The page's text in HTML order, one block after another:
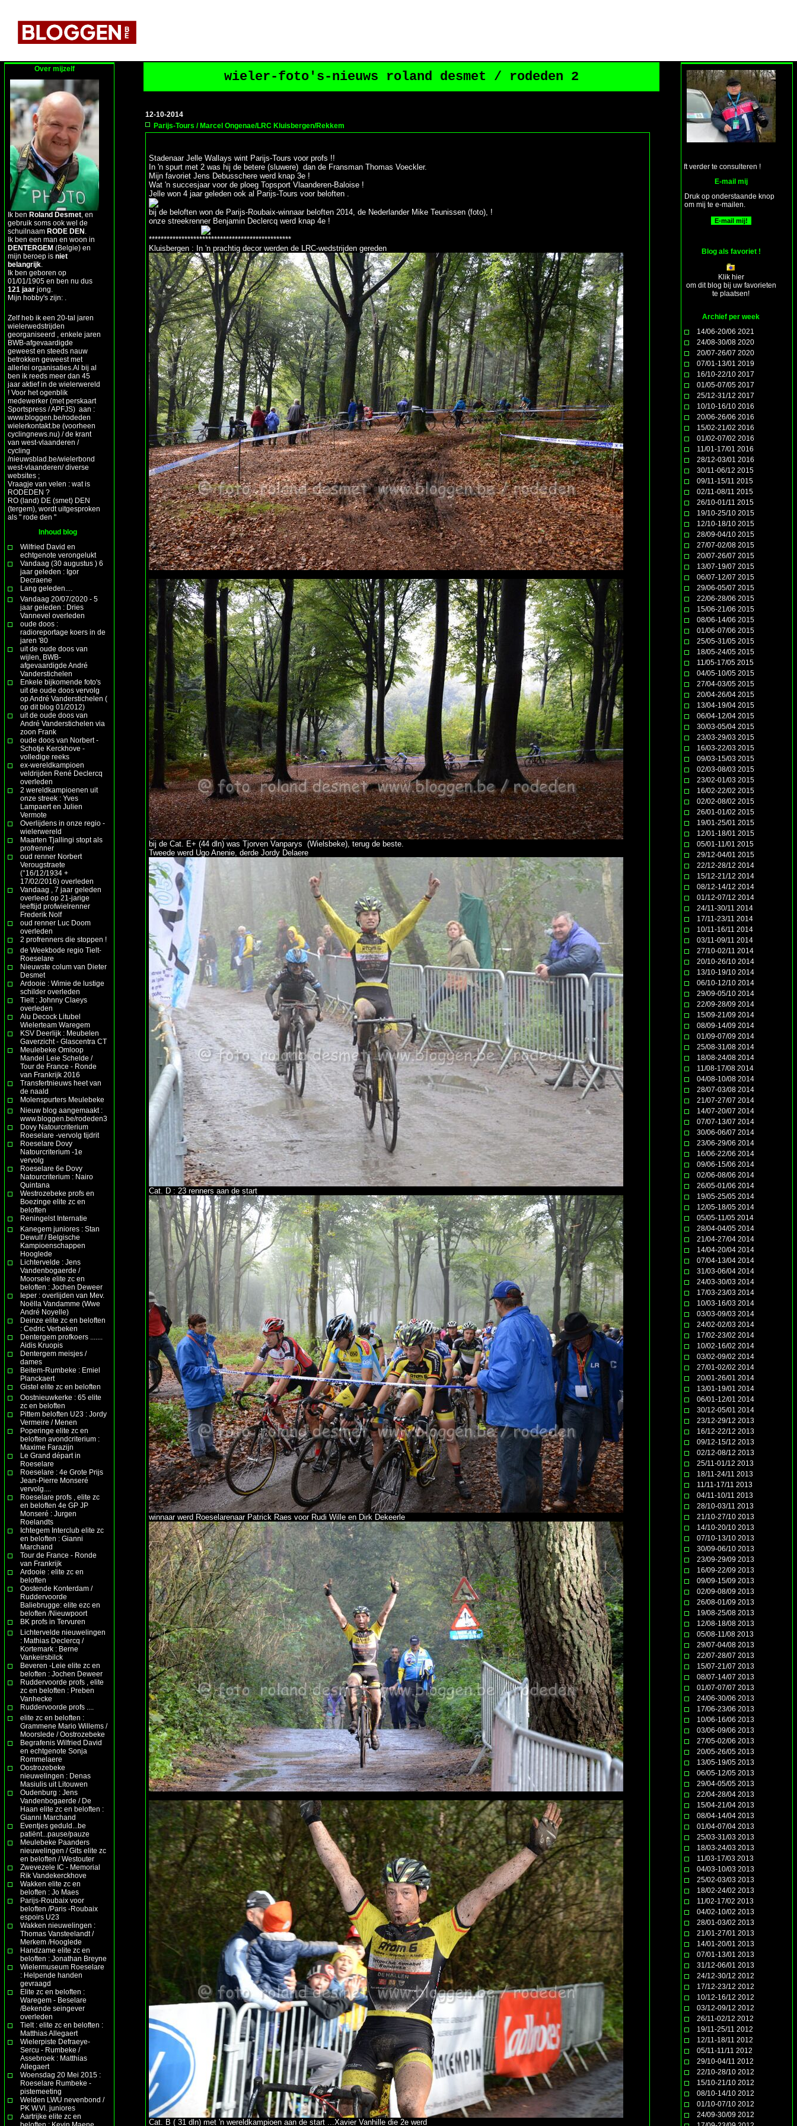
Over mijzelf
Ik ben Roland Desmet , en
gebruik soms ook wel de
schuilnaam RODE DEN
Ik ben een man en woon in
DENTERGEM (Belgie) en
mijn beroep is niet
belangrijk
Ik ben geboren op
01/01/1905 en ben nu dus
121 jaar jong.
Mijn hobby's zijn: .
Zelf heb ik een 20-tal jaren
wielerwedstrijden
georganiseerd , enkele jaren
BWB-afgevaardigde
geweest en steeds nauw
betrokken geweest met
allerlei organisaties.Al bij al
ben ik reeds meer dan 45
jaar aktief in de wielerwereld
! Voor het ogenblik
medewerker (met perskaart
Sportspress / APFJS) aan :
www.bloggen.be/rodeden
wielerkontakt.be (voorheen
cyclingnews.nu) / de krant
van west-vlaanderen /
cycling
/nieuwsblad.be/wielerbond
west-vlaanderen/ diverse
websites ;
Vraagje van velen : wat is
RODEDEN ?
RO (land) DE (smet) DEN
(tergem), wordt uitgesproken
als " rode den "
Inhoud blog
Wilfried David en
echtgenote verongelukt
Vandaag (30 augustus ) 6
jaar geleden : Igor
Decraene
Lang geleden....
Vandaag 20/07/2020 - 5
jaar geleden : Dries
Vannevel overleden
oude doos :
radioreportage koers in de
jaren '80
uit de oude doos van
wijlen, BWB-
afgevaardigde André
Vanderstichelen
Enkele bijkomende foto's
uit de oude doos vervolg
op André Vanderstichelen (
op dit blog 01/2012)
uit de oude doos van
André Vanderstichelen via
zoon Frank
oude doos van Norbert -
Schotje Kerckhove -
volledige reeks
ex-wereldkampioen
veldrijden René Declercq
overleden
2 wereldkampioenen uit
onze streek : Yves
Lampaert en Julien
Vermote
Overlijdens in onze regio -
wielerwereld
Maarten Tjallingi stopt als
profrenner
oud renner Norbert
Verougstraete
(°16/12/1934 +
17/02/2016) overleden
Vandaag , 7 jaar geleden
overleed op 21-jarige
leeftijd profwielrenner
Frederik Nolf
oud renner Luc Doom
overleden
2 profrenners die stoppen !
de Weekbode regio Tielt-
Roeselare
Nieuwste colum van Dieter
Desmet
Ardooie : Wimie de lustige
schilder overleden
Tielt : Johnny Claeys
overleden
Alu Decock Litubel
Wielerteam Waregem
KSV Deerlijk : Meubelen
Gaverzicht - Glascentra CT
Meulebeke Omloop
Mandel Leie Schelde /
Tour de France - Ronde
van Frankrijk 2016
Transfertnieuws heet van
de naald
Molenspurters Meulebeke
Nieuw blog aangemaakt :
www.bloggen.be/rodeden3
Dovy Natourcriterium
Roeselare -vervolg tijdrit
Roeselare Dovy
Natourcriterium -1e
vervolg
Roeselare 6e Dovy
Natourcriterium : Nairo
Quintana
Westrozebeke profs en
Boezinge elite zc en
beloften
Reningelst Internatie
Kanegem juniores : Stan
Dewulf / Belgische
Kampioenschappen
Hooglede
Lichtervelde : Jens
Vandenbogaerde /
Moorsele elite zc en
beloften : Jochen Deweer
Ieper : overlijden van Mev.
Noëlla Vandamme (Wwe
André Noyelle)
Deinze elite zc en beloften
: Cedric Verbeken
Dentergem profkoers .......
Aidis Kruopis
Dentergem meisjes /
dames
Beitem-Rumbeke : Emiel
Planckaert
Gistel elite zc en beloften
Oostnieuwkerke : 65 elite
zc en beloften
Pittem beloften U23 : Jordy
Vermeire / Menen
Poperinge elite zc en
beloften avondcriterium :
Maxime Farazijn
Le Grand départ in
Roeselare
Roeselare : 4e Grote Prijs
Jean-Pierre Monseré
vervolg....
Roeselare profs , elite zc
en beloften 4e GP JP
Monseré : Jurgen
Roelandts
Ichtegem Interclub elite zc
en beloften : Gianni
Marchand
Tour de France - Ronde
van Frankrijk
Ardooie : elite zc en
beloften
Oostende Konterdam /
Ruddervoorde
Baliebrugge: elite ezc en
beloften /Nieuwpoort
BK profs in Tervuren
Lichtervelde nieuwelingen
: Mathias Declercq /
Kortemark : Berne
Vankeirsbilck
Beveren -Leie elite zc en
beloften : Jochen Deweer
Ruddervoorde profs , elite
zc en beloften : Preben
Vanhecke
Ruddervoorde profs ....
elite zc en beloften :
Grammene Mario Willems /
Moorslede / Oostrozebeke
Begrafenis Wilfried David
en echtgenote Sonja
Rommelaere
Oostrozebeke
nieuwelingen : Denas
Masiulis uit Litouwen
Oudenburg : Jens
Vandenbogaerde / De
Haan elite zc en beloften :
Gianni Marchand
Eventjes geduld...be
patiënt...pause/pauze
Meulebeke Paanders
nieuwelingen / Gits elite zc
en beloften / Westouter
Zwevezele IC - Memorial
Rik Vandekerckhove
Wakken elite zc en
beloften : Jo Maes
Parijs-Roubaix voor
beloften /Paris -Roubaix
espoirs U23
Wakken nieuwelingen :
Thomas Vansteelandt /
Merkem /Hooglede
Handzame elite zc en
beloften : Jonathan Breyne
Wielermuseum Roeselare
: Helpende handen
gevraagd
Elite zc en beloften :
Waregem - Beselare
/Bekende seingever
overleden
Tielt : elite zc en beloften :
Matthias Allegaert
Wielerpiste Defraeye-
Sercu - Rumbeke /
Assebroek : Matthias
Allegaert
Woensdag 20 Mei 2015 :
Roeselare Rumbeke -
pistemeeting
Welden LWU nevenbond /
PK W.Vl. juniores
Aartrijke elite zc en
wieler-foto's-nieuws roland desmet / rodeden 2
12-10-2014
Parijs-Tours / Marcel Ongenae/LRC Kluisbergen/Rekkem
Stadenaar Jelle Wallays wint Parijs-Tours voor profs !!
In 'n spurt met 2 was hij de betere (sluwere) dan de Fransman Thomas Voeckler.
Mijn favoriet Jens Debusschere werd knap 3e !
Wat 'n succesjaar voor de ploeg Topsport Vlaanderen-Baloise !
Jelle won 4 jaar geleden ook al Parijs-Tours voor beloften .
bij de beloften won de Parijs-Roubaix-winnaar beloften 2014, de Nederlander Mike Teunissen (foto), !
onze streekrenner Benjamin Declercq werd knap 4e !
************************************************
Kluisbergen : In 'n prachtig decor werden de LRC-wedstrijden gereden
bij de Cat. E+ (44 dln) was Tjorven Vanparys (Wielsbeke), terug de beste.
Tweede werd Ugo Anenie, derde Jordy Delaere
Cat. D : 23 renners aan de start
winnaar werd Roeselarenaar Patrick Raes voor Rudi Wille en Dirk Dekeerle
Cat. B ( 31 dln) met 'n wereldkampioen aan de start ...Xavier Vanhille die 2e werd
Welkom op mijn blog 2 ! Blog www.bloggen/rodeden blijft verder te consulteren !
E-mail mij
Druk op onderstaande knop
om mij te e-mailen.
Blog als favoriet !
Klik hier
om dit blog bij uw favorieten
te plaatsen!
Archief per week
14/06-20/06 2021
24/08-30/08 2020
20/07-26/07 2020
07/01-13/01 2019
16/10-22/10 2017
01/05-07/05 2017
25/12-31/12 2017
10/10-16/10 2016
20/06-26/06 2016
15/02-21/02 2016
01/02-07/02 2016
11/01-17/01 2016
28/12-03/01 2016
30/11-06/12 2015
09/11-15/11 2015
02/11-08/11 2015
26/10-01/11 2015
19/10-25/10 2015
12/10-18/10 2015
28/09-04/10 2015
27/07-02/08 2015
20/07-26/07 2015
13/07-19/07 2015
06/07-12/07 2015
29/06-05/07 2015
22/06-28/06 2015
15/06-21/06 2015
08/06-14/06 2015
01/06-07/06 2015
25/05-31/05 2015
18/05-24/05 2015
11/05-17/05 2015
04/05-10/05 2015
27/04-03/05 2015
20/04-26/04 2015
13/04-19/04 2015
06/04-12/04 2015
30/03-05/04 2015
23/03-29/03 2015
16/03-22/03 2015
09/03-15/03 2015
02/03-08/03 2015
23/02-01/03 2015
16/02-22/02 2015
02/02-08/02 2015
26/01-01/02 2015
19/01-25/01 2015
12/01-18/01 2015
05/01-11/01 2015
29/12-04/01 2015
22/12-28/12 2014
15/12-21/12 2014
08/12-14/12 2014
01/12-07/12 2014
24/11-30/11 2014
17/11-23/11 2014
10/11-16/11 2014
03/11-09/11 2014
27/10-02/11 2014
20/10-26/10 2014
13/10-19/10 2014
06/10-12/10 2014
29/09-05/10 2014
22/09-28/09 2014
15/09-21/09 2014
08/09-14/09 2014
01/09-07/09 2014
25/08-31/08 2014
18/08-24/08 2014
11/08-17/08 2014
04/08-10/08 2014
28/07-03/08 2014
21/07-27/07 2014
14/07-20/07 2014
07/07-13/07 2014
30/06-06/07 2014
23/06-29/06 2014
16/06-22/06 2014
09/06-15/06 2014
02/06-08/06 2014
26/05-01/06 2014
19/05-25/05 2014
12/05-18/05 2014
05/05-11/05 2014
28/04-04/05 2014
21/04-27/04 2014
14/04-20/04 2014
07/04-13/04 2014
31/03-06/04 2014
24/03-30/03 2014
17/03-23/03 2014
10/03-16/03 2014
03/03-09/03 2014
24/02-02/03 2014
17/02-23/02 2014
10/02-16/02 2014
03/02-09/02 2014
27/01-02/02 2014
20/01-26/01 2014
13/01-19/01 2014
06/01-12/01 2014
30/12-05/01 2014
23/12-29/12 2013
16/12-22/12 2013
09/12-15/12 2013
02/12-08/12 2013
25/11-01/12 2013
18/11-24/11 2013
11/11-17/11 2013
04/11-10/11 2013
28/10-03/11 2013
21/10-27/10 2013
14/10-20/10 2013
07/10-13/10 2013
30/09-06/10 2013
23/09-29/09 2013
16/09-22/09 2013
09/09-15/09 2013
02/09-08/09 2013
26/08-01/09 2013
19/08-25/08 2013
12/08-18/08 2013
05/08-11/08 2013
29/07-04/08 2013
22/07-28/07 2013
15/07-21/07 2013
08/07-14/07 2013
01/07-07/07 2013
24/06-30/06 2013
17/06-23/06 2013
10/06-16/06 2013
03/06-09/06 2013
27/05-02/06 2013
20/05-26/05 2013
13/05-19/05 2013
06/05-12/05 2013
29/04-05/05 2013
22/04-28/04 2013
15/04-21/04 2013
08/04-14/04 2013
01/04-07/04 2013
25/03-31/03 2013
18/03-24/03 2013
11/03-17/03 2013
04/03-10/03 2013
25/02-03/03 2013
18/02-24/02 2013
11/02-17/02 2013
04/02-10/02 2013
28/01-03/02 2013
21/01-27/01 2013
14/01-20/01 2013
07/01-13/01 2013
31/12-06/01 2013
24/12-30/12 2012
17/12-23/12 2012
10/12-16/12 2012
03/12-09/12 2012
26/11-02/12 2012
19/11-25/11 2012
12/11-18/11 2012
05/11-11/11 2012
29/10-04/11 2012
22/10-28/10 2012
15/10-21/10 2012
08/10-14/10 2012
01/10-07/10 2012
24/09-30/09 2012